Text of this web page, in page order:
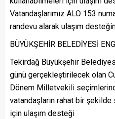
Vatandaşlarımız ALO 153
randevu alarak ulaşım
BÜYÜKŞEHİR BELEDİYESİ
Tekirdağ Büyükşehir
günü gerçekleştirilecek olan
Dönem Milletvekili
vatandaşların rahat bir
için ulaşım desteği